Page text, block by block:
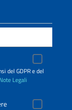
del GDPR e del
Note Legali